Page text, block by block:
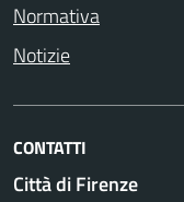
Normativa
Notizie
CONTATTI
Città di Firenze